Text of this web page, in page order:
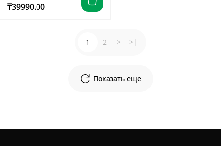
₸39990.00
Показать еще
1 2 > >|